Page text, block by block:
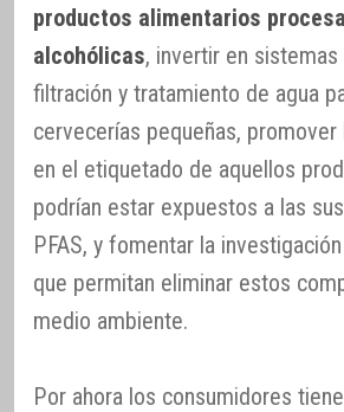
productos alimentarios
alcohólicas, invertir en
filtración y tratamiento de agua
cervecerías pequeñas, promover
en el etiquetado de aquellos
podrían estar expuestos a las
PFAS, y fomentar la
que permitan eliminar estos
medio ambiente.
Por ahora los consumidores